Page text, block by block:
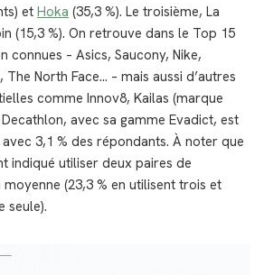
et Hoka (35,3 %). Le troisième, La
(15,3 %). On retrouve dans le Top 15
connues – Asics, Saucony, Nike,
North Face… – mais aussi d’autres
comme Innov8, Kailas (marque
avec sa gamme Evadict, est
3,1 % des répondants. À noter que
indiqué utiliser deux paires de
(23,3 % en utilisent trois et
seule).